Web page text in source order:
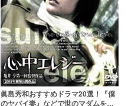
眞島秀和おすすめドラマ20選！『僕
のヤバイ妻』などで世のマダムを魅